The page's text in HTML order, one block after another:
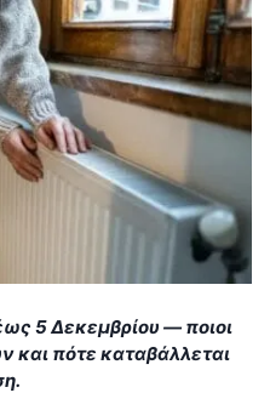
5 Δεκεμβρίου — ποιοι
και πότε καταβάλλεται